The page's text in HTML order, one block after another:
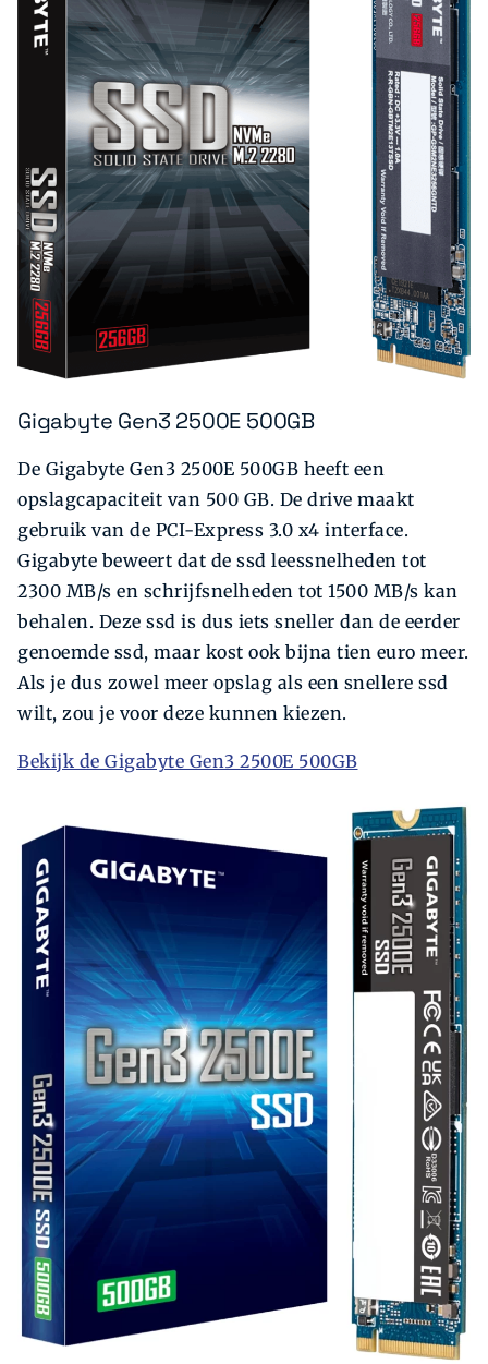
Gigabyte Gen3 2500E 500GB
De Gigabyte Gen3 2500E 500GB heeft een
opslagcapaciteit van 500 GB. De drive maakt
gebruik van de PCI-Express 3.0 x4 interface.
Gigabyte beweert dat de ssd leessnelheden tot
2300 MB/s en schrijfsnelheden tot 1500 MB/s kan
behalen. Deze ssd is dus iets sneller dan de eerder
genoemde ssd, maar kost ook bijna tien euro meer.
Als je dus zowel meer opslag als een snellere ssd
wilt, zou je voor deze kunnen kiezen.
Bekijk de Gigabyte Gen3 2500E 500GB